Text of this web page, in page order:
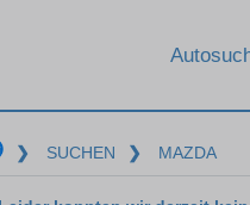
❯ SUCHEN ❯ MAZDA